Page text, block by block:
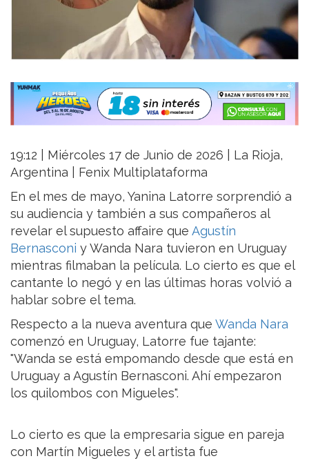
19:12 | Miércoles 17 de Junio de 2026 | La Rioja,
Argentina | Fenix Multiplataforma
En el mes de mayo, Yanina Latorre sorprendió a
su audiencia y también a sus compañeros al
revelar el supuesto affaire que Agustín
Bernasconi y Wanda Nara tuvieron en Uruguay
mientras filmaban la película. Lo cierto es que el
cantante lo negó y en las últimas horas volvió a
hablar sobre el tema.
Respecto a la nueva aventura que Wanda Nara
comenzó en Uruguay, Latorre fue tajante:
"Wanda se está empomando desde que está en
Uruguay a Agustín Bernasconi. Ahí empezaron
los quilombos con Migueles".
Lo cierto es que la empresaria sigue en pareja
con Martín Migueles y el artista fue